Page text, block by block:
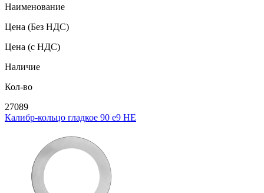
Наименование
Цена (Без НДС)
Цена (с НДС)
Наличие
Кол-во
27089
Калибр-кольцо гладкое 90 e9 НЕ